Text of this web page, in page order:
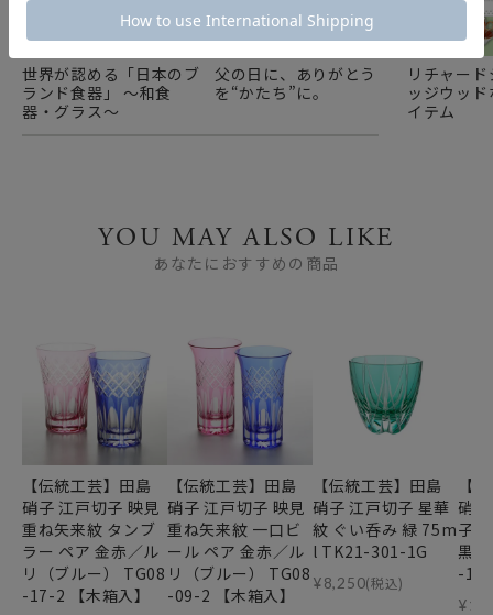
世界が認める「日本のブ
ランド食器」 ～和食
器・グラス～
父の日に、ありがとう
を“かたち”に。
リチャー
ッジウッ
イテム
YOU MAY ALSO LIKE
あなたにおすすめの商品
【伝統工芸】田島
硝子 江戸切子 映見
重ね矢来紋 タンブ
ラー ペア 金赤／ル
リ（ブルー） TG08
-17-2 【木箱入】
【伝統工芸】田島
硝子 江戸切子 映見
重ね矢来紋 一口ビ
ール ペア 金赤／ル
リ（ブルー） TG08
-09-2 【木箱入】
【伝統工芸】田島
硝子 江戸切子 星華
紋 ぐい呑み 緑 75m
l TK21-301-1G
¥8,250(税込)
【
硝
子
黒
-1K
¥